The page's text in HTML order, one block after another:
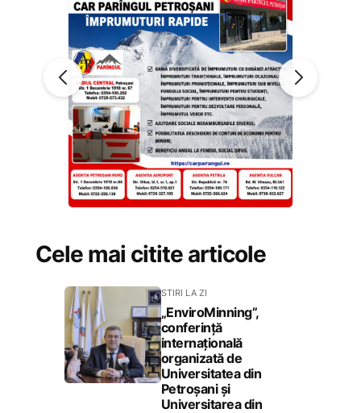
Cele mai citite articole
STIRI LA ZI
„EnviroMinning”,
conferință
internațională
organizată de
Universitatea din
Petroșani și
Universitarea din